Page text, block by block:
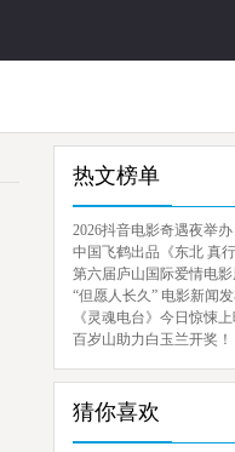
热文榜单
2026抖音电影奇遇夜举
中国飞鹤出品《东北 真
第六届庐山国际爱情电
“但愿人长久” 电影新闻
《灵魂电台》今日惊悚
百岁山助力白玉兰开奖
猜你喜欢